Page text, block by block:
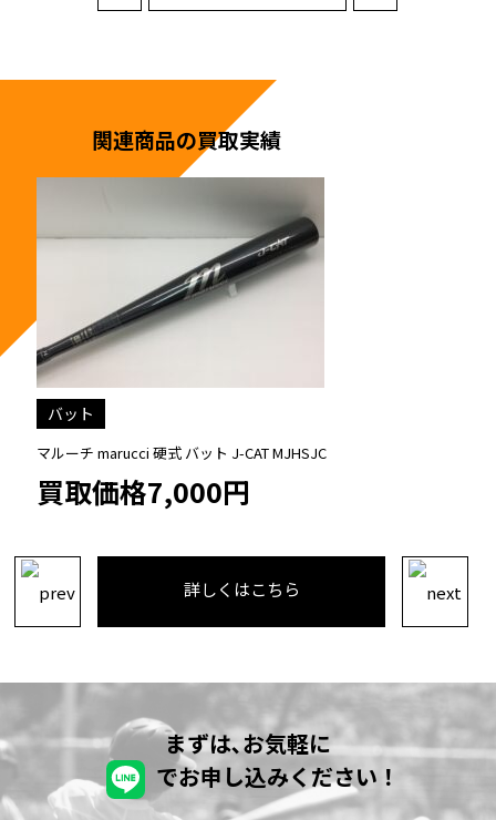
関連商品の買取実績
マルーチ marucci 硬式用 木製 バット
買取価格11,000円
詳しくはこちら
まずは､お気軽に
でお申し込みください！